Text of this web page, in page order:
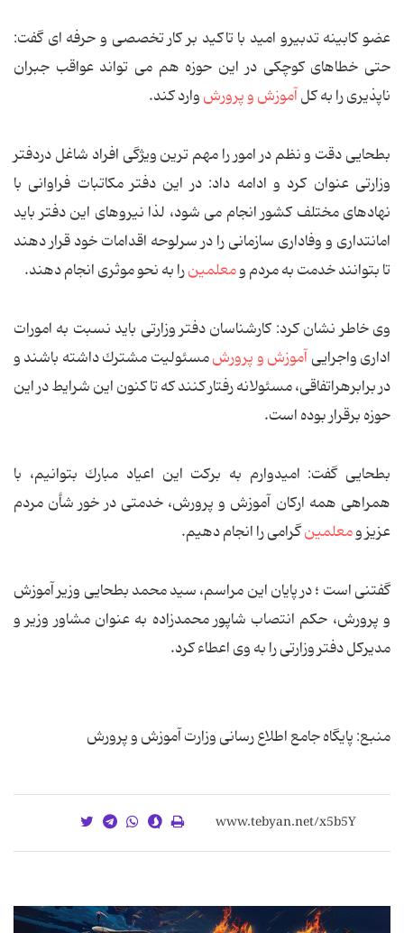
عضو كابینه تدبیرو امید با تاكید بر كار تخصصی و حرفه ای گفت:
حتی خطاهای كوچكی در این حوزه هم می تواند عواقب جبران
ناپذیری را به كلآموزش و پرورشوارد كند.
بطحایی دقت و نظم در امور را مهم ترین ویژگی افراد شاغل دردفتر
وزارتی عنوان كرد و ادامه داد: در این دفتر مكاتبات فراوانی با
نهادهای مختلف كشور انجام می شود، لذا نیروهای این دفتر باید
امانتداری و وفاداری سازمانی را در سرلوحه اقدامات خود قرار دهند
تا بتوانند خدمت به مردم ومعلمینرا به نحو موثری انجام دهند.
وی خاطر نشان كرد: كارشناسان دفتر وزارتی باید نسبت به امورات
اداری واجراییآموزش و پرورشمسئولیت مشترك داشته باشند و
در برابرهراتفاقی، مسئولانه رفتار كنند كه تا كنون این شرایط در این
حوزه برقرار بوده است.
بطحایی گفت: امیدوارم به بركت این اعیاد مبارك بتوانیم،‌ با
همراهی همه اركان آموزش و پرورش، خدمتی در خور شأن مردم
عزیز ومعلمینگرامی را انجام دهیم.
گفتنی است ؛ در پایان این مراسم، سید محمد بطحایی وزیر آموزش
و پرورش، حكم انتصاب شاپور محمدزاده به عنوان مشاور وزیر و
مدیركل دفتر وزارتی را به وی اعطاء كرد.
منبع: پایگاه جامع اطلاع رسانی وزارت آموزش و پرورش